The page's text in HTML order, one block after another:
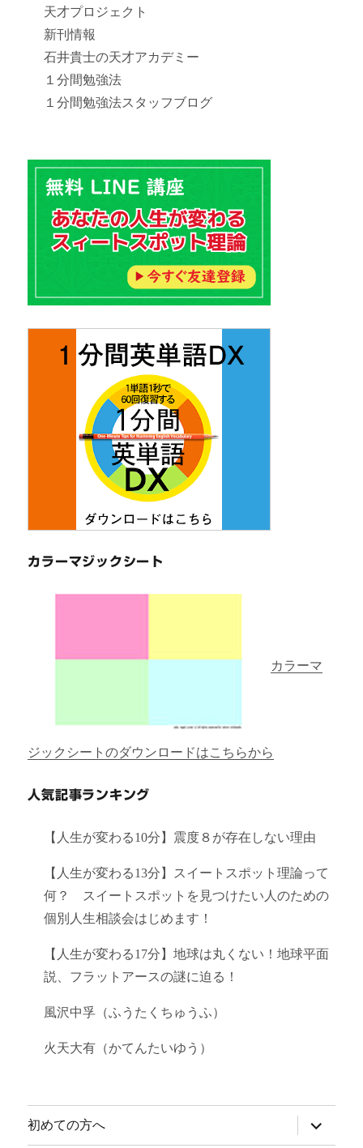
天才プロジェクト
新刊情報
石井貴士の天才アカデミー
１分間勉強法
１分間勉強法スタッフブログ
カラーマジックシート
カラーマ
ジックシートのダウンロードはこちらから
人気記事ランキング
【人生が変わる10分】震度８が存在しない理由
【人生が変わる13分】スイートスポット理論って
何？ スイートスポットを見つけたい人のための
個別人生相談会はじめます！
【人生が変わる17分】地球は丸くない！地球平面
説、フラットアースの謎に迫る！
風沢中孚（ふうたくちゅうふ）
火天大有（かてんたいゆう）
初めての方へ
ブ